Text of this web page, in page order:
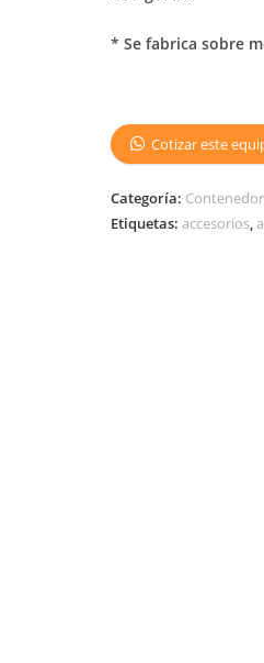
* Se fabrica sobre
Cotizar este
Categoría:
Etiquetas: accesorios,